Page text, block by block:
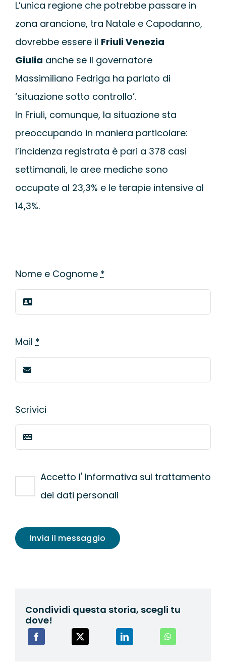
L’unica regione che potrebbe passare in
zona arancione, tra Natale e Capodanno,
dovrebbe essere il Friuli Venezia
Giulia anche se il governatore
Massimiliano Fedriga ha parlato di
‘situazione sotto controllo’.
In Friuli, comunque, la situazione sta
preoccupando in maniera particolare:
l’incidenza registrata è pari a 378 casi
settimanali, le aree mediche sono
occupate al 23,3% e le terapie intensive al
14,3%.
Nome e Cognome*
Mail*
Scrivici
Accetto l' Informativa sul trattamento
dei dati personali
Invia il messaggio
Condividi questa storia, scegli tu
dove!